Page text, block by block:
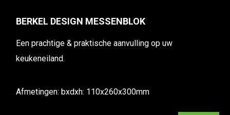
BERKEL DESIGN MESSENBLOK
Een prachtige & praktische aanvulling op uw
keukeneiland.
Afmetingen: bxdxh: 110x260x300mm